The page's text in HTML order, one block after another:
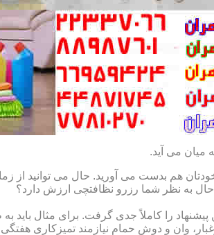
میان می آید.
هم بدست می آورید. حال می توانید از
به نظر شما رزرو نظافتچی ارزش دارد؟
پیشنهاد را کاملاً جدی گرفت. برای مثال باید
و دوش حمام نیازمند تمیزکاری هفتگی